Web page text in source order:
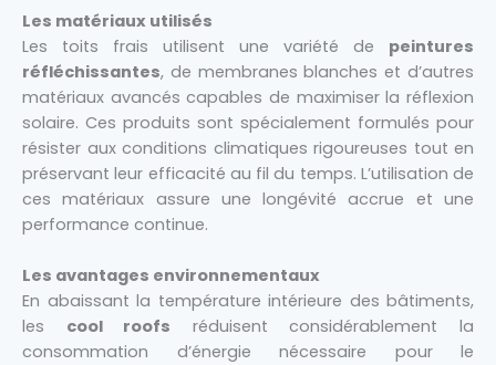
Les matériaux utilisés
Les toits frais utilisent une variété de peintures
réfléchissantes, de membranes blanches et d’autres
matériaux avancés capables de maximiser la réflexion
solaire. Ces produits sont spécialement formulés pour
résister aux conditions climatiques rigoureuses tout en
préservant leur efficacité au fil du temps. L’utilisation de
ces matériaux assure une longévité accrue et une
performance continue.
Les avantages environnementaux
En abaissant la température intérieure des bâtiments,
les cool roofs réduisent considérablement la
consommation d’énergie nécessaire pour le